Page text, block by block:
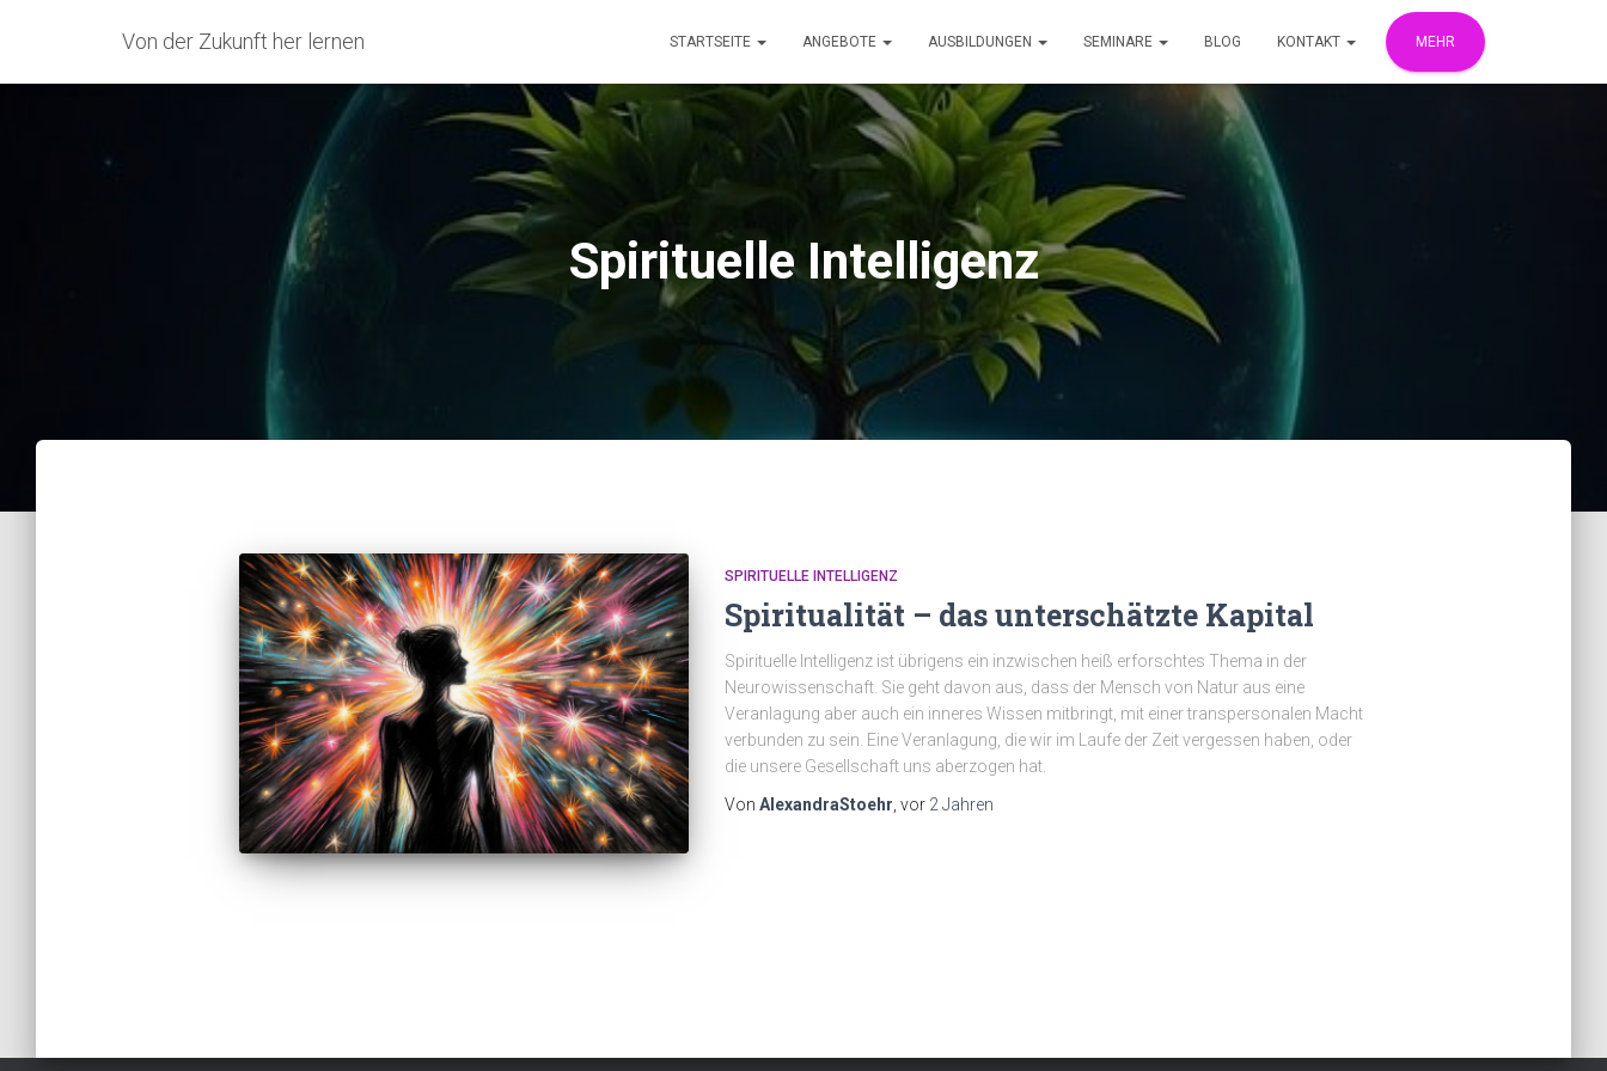
Von der Zukunft her lernen STARTSEITE ANGEBOTE AUSBILDUNGEN SEMINARE BLOG KONTAKT MEHR
Spirituelle Intelligenz
SPIRITUELLE INTELLIGENZ
Spiritualität – das unterschätzte Kapital
Spirituelle Intelligenz ist übrigens ein inzwischen heiß erforschtes Thema in der
Neurowissenschaft. Sie geht davon aus, dass der Mensch von Natur aus eine
Veranlagung aber auch ein inneres Wissen mitbringt, mit einer transpersonalen Macht
verbunden zu sein. Eine Veranlagung, die wir im Laufe der Zeit vergessen haben, oder
die unsere Gesellschaft uns aberzogen hat.
Von AlexandraStoehr , vor 2 Jahren